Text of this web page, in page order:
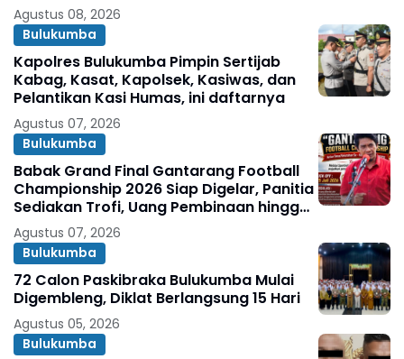
Agustus 08, 2026
Bulukumba
Kapolres Bulukumba Pimpin Sertijab
Kabag, Kasat, Kapolsek, Kasiwas, dan
Pelantikan Kasi Humas, ini daftarnya
Agustus 07, 2026
Bulukumba
Babak Grand Final Gantarang Football
Championship 2026 Siap Digelar, Panitia
Sediakan Trofi, Uang Pembinaan hingga
Penghargaan Individu
Agustus 07, 2026
Bulukumba
72 Calon Paskibraka Bulukumba Mulai
Digembleng, Diklat Berlangsung 15 Hari
Agustus 05, 2026
Bulukumba